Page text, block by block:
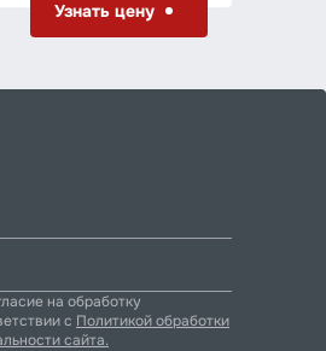
Узнать цену
на обработку
с Политикой обработки
сайта.